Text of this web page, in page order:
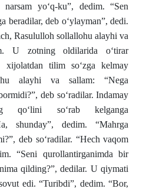
yo‘q-ku”, dedim. “Sen
beradilar, deb o‘ylayman”, dedi.
Rasululloh sollallohu alayhi va
U zotning oldilarida o‘tirar
xijolatdan tilim so‘zga kelmay
alayhi va sallam: “Nega
deb so‘radilar. Indamay
qo‘lini so‘rab kelganga
shunday”, dedim. “Mahrga
deb so‘radilar. “Hech vaqom
“Seni qurollantirganimda bir
qilding?”, dedilar. U qiymati
edi. “Turibdi”, dedim. “Bor,